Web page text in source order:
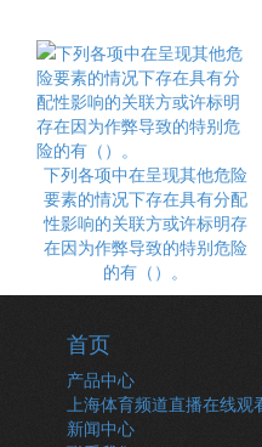
下列各项中在呈现其他危险
要素的情况下存在具有分配
性影响的关联方或许标明存
在因为作弊导致的特别危险
的有（）。
首页
产品中心
上海体育频道直播在线观
新闻中心